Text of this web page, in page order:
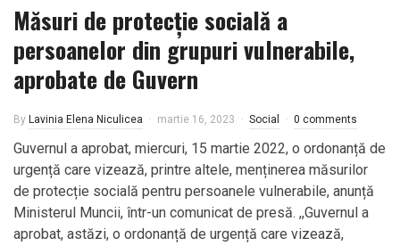
Măsuri de protecție socială a
persoanelor din grupuri vulnerabile,
aprobate de Guvern
By Lavinia Elena Niculicea martie 16, 2023 Social 0 comments
Guvernul a aprobat, miercuri, 15 martie 2022, o ordonanță de
urgență care vizează, printre altele, menținerea măsurilor
de protecție socială pentru persoanele vulnerabile, anunță
Ministerul Muncii, într-un comunicat de presă. ,,Guvernul a
aprobat, astăzi, o ordonanță de urgență care vizează,